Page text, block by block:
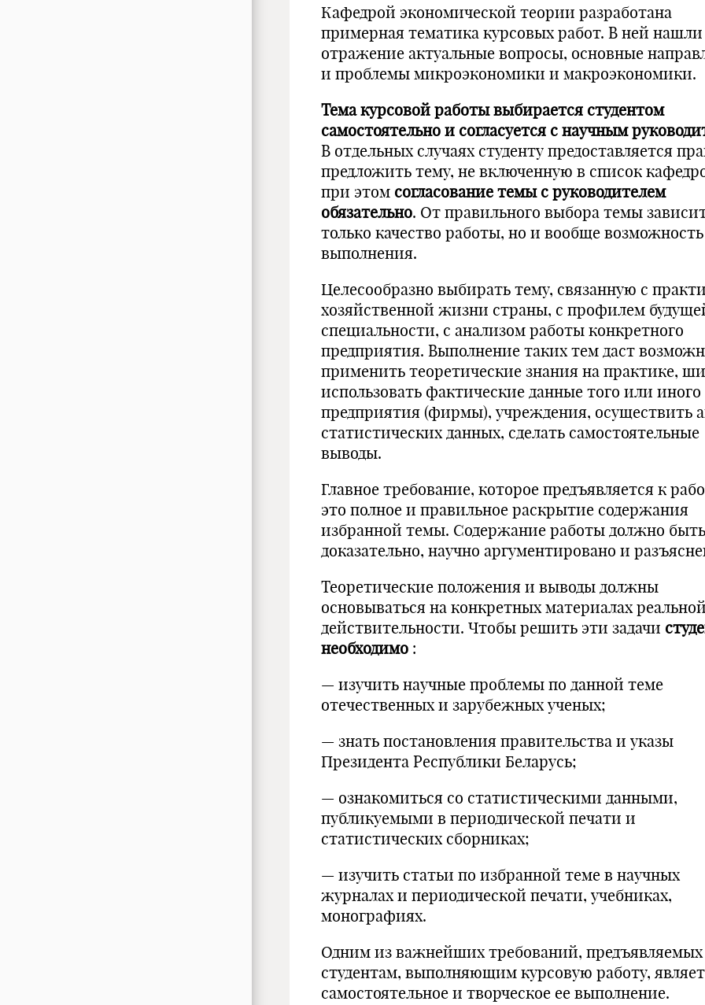
Кафедрой экономической теории разработана
примерная тематика курсовых работ. В ней нашли
отражение актуальные вопросы, основные
и проблемы микроэкономики и макроэкономики.
Тема курсовой работы выбирается студентом
самостоятельно и согласуется с научным
В отдельных случаях студенту предоставляется
предложить тему, не включенную в список
при этом согласование темы с руководителем
обязательно. От правильного выбора темы
только качество работы, но и вообще возможность
выполнения.
Целесообразно выбирать тему, связанную с
хозяйственной жизни страны, с профилем
специальности, с анализом работы конкретного
предприятия. Выполнение таких тем даст
применить теоретические знания на практике,
использовать фактические данные того или иного
предприятия (фирмы), учреждения, осуществить
статистических данных, сделать самостоятельные
выводы.
Главное требование, которое предъявляется к
это полное и правильное раскрытие содержания
избранной темы. Содержание работы должно быть
доказательно, научно аргументировано и
Теоретические положения и выводы должны
основываться на конкретных материалах
действительности. Чтобы решить эти задачи
необходимо :
— изучить научные проблемы по данной теме
отечественных и зарубежных ученых;
— знать постановления правительства и указы
Президента Республики Беларусь;
— ознакомиться со статистическими данными,
публикуемыми в периодической печати и
статистических сборниках;
— изучить статьи по избранной теме в научных
журналах и периодической печати, учебниках,
монографиях.
Одним из важнейших требований, предъявляемых
студентам, выполняющим курсовую работу,
самостоятельное и творческое ее выполнение.